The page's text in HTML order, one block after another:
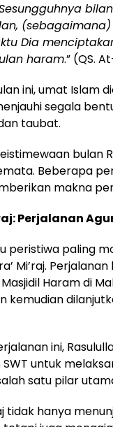
Dia
haram.” (QS.
ini, umat Islam
segala
taubat.
bulan
Beberapa
makna
Perjalanan
peristiwa paling
Mi’raj.
Haram di
kemudian
ini,
SWT untuk
satu pilar
tidak hanya